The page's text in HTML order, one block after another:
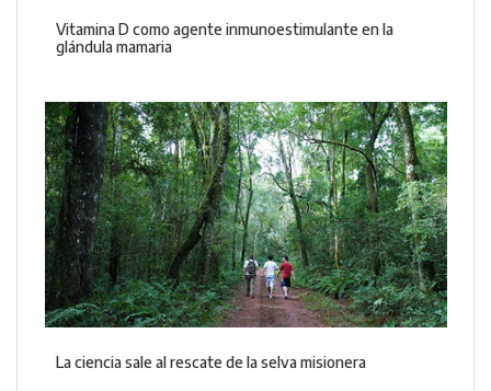
Vitamina D como agente inmunoestimulante en la
glándula mamaria
La ciencia sale al rescate de la selva misionera